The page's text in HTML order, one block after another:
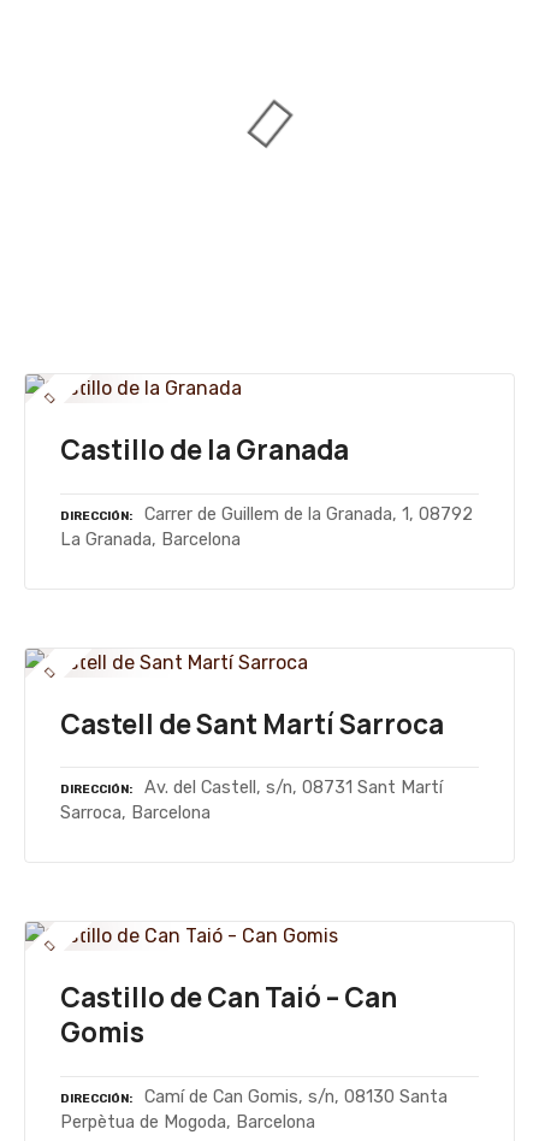
Castillo de la Granada
DIRECCIÓN
Carrer de Guillem de la Granada, 1, 08792
La Granada, Barcelona
Castell de Sant Martí Sarroca
DIRECCIÓN
Av. del Castell, s/n, 08731 Sant Martí
Sarroca, Barcelona
Castillo de Can Taió – Can
Gomis
DIRECCIÓN
Camí de Can Gomis, s/n, 08130 Santa
Perpètua de Mogoda, Barcelona